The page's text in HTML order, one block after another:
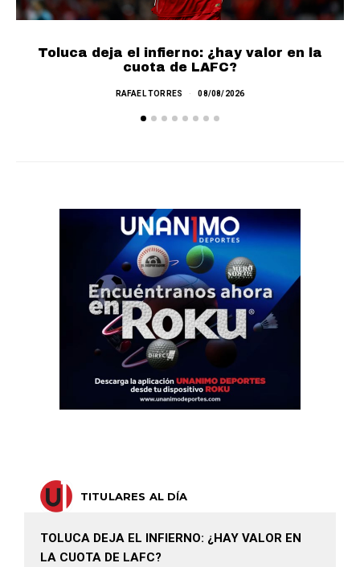
Toluca deja el infierno: ¿hay valor en la
cuota de LAFC?
RAFAEL TORRES 08/08/2026
TITULARES AL DÍA
TOLUCA DEJA EL INFIERNO: ¿HAY VALOR EN
LA CUOTA DE LAFC?